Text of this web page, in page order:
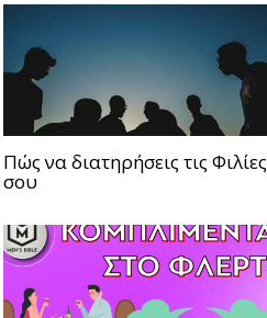
Πώς να διατηρήσεις τις Φιλίες
σου